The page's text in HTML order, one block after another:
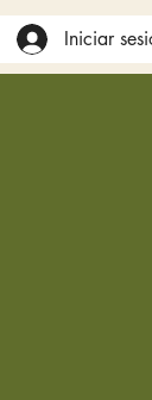
Iniciar